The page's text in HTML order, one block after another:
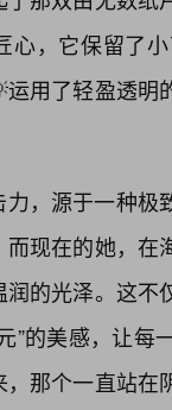
心，它保留了
用了轻盈透
，源于一种
现在的她，
的光泽。这
”的美感，让
那个一直站在